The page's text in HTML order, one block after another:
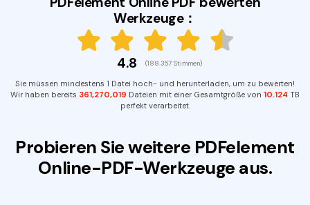
Werkzeuge：
4.8 (188.357 Stimmen)
Sie müssen mindestens 1 Datei hoch- und herunterladen, um zu bewerten!
Wir haben bereits361,270,025Dateien mit einer Gesamtgröße von10.124
TB perfekt verarbeitet.
Probieren Sie weitere PDFelement
Online-PDF-Werkzeuge aus.